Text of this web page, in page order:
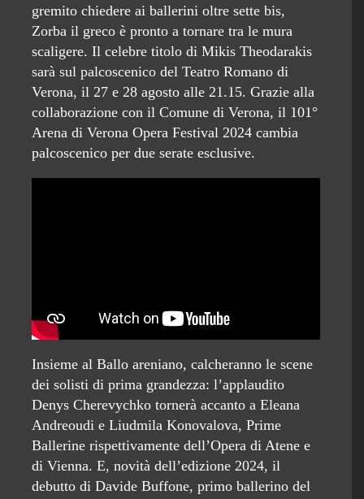
gremito chiedere ai ballerini oltre sette bis,
Zorba il greco è pronto a tornare tra le mura
scaligere. Il celebre titolo di Mikis Theodarakis
sarà sul palcoscenico del Teatro Romano di
Verona, il 27 e 28 agosto alle 21.15. Grazie alla
collaborazione con il Comune di Verona, il 101°
Arena di Verona Opera Festival 2024 cambia
palcoscenico per due serate esclusive.
Insieme al Ballo areniano, calcheranno le scene
dei solisti di prima grandezza: l’applaudito
Denys Cherevychko tornerà accanto a Eleana
Andreoudi e Liudmila Konovalova, Prime
Ballerine rispettivamente dell’Opera di Atene e
di Vienna. E, novità dell’edizione 2024, il
debutto di Davide Buffone, primo ballerino del